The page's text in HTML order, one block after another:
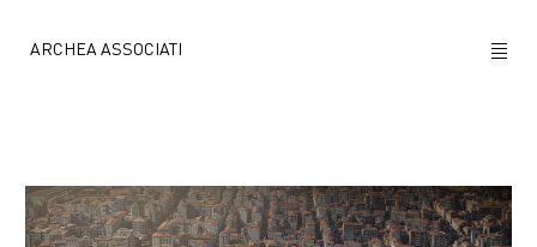
ARCHEA ASSOCIATI
NEWS